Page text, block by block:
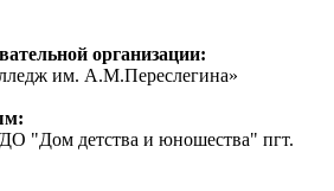
организации:
им. А.М.Переслегина»
"Дом детства и юношества" пгт.